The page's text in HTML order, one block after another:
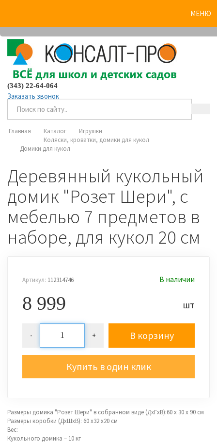
МЕНЮ
(343) 22-64-064
Заказать звонок
Главная Каталог
Игрушки
Коляски, кроватки, домики для кукол
Домики для кукол
Деревянный кукольный
домик "Розет Шери", с
мебелью 7 предметов в
наборе, для кукол 20 см
Артикул: 112314746 В наличии
8 999 шт
- + В корзину
Купить в один клик
Размеры домика "Розет Шери" в собранном виде (ДхГхВ):60 х 30 х 90 см
Размеры коробки (ДхШхВ): 60 х32 х20 см
Вес:
Кукольного домика – 10 кг